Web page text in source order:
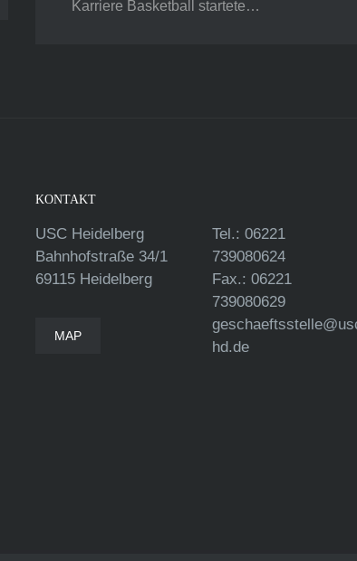
Karriere Basketball startete…
KONTAKT
USC Heidelberg
Bahnhofstraße 34/1
69115 Heidelberg
MAP
Tel.: 06221
739080624
Fax.: 06221
739080629
hd.de